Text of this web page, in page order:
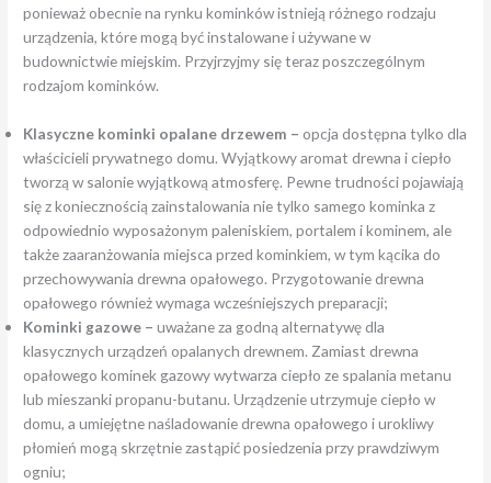
ponieważ obecnie na rynku kominków istnieją różnego rodzaju
urządzenia, które mogą być instalowane i używane w
budownictwie miejskim. Przyjrzyjmy się teraz poszczególnym
rodzajom kominków.
Klasyczne kominki opalane drzewem – opcja dostępna tylko dla
właścicieli prywatnego domu. Wyjątkowy aromat drewna i ciepło
tworzą w salonie wyjątkową atmosferę. Pewne trudności pojawiają
się z koniecznością zainstalowania nie tylko samego kominka z
odpowiednio wyposażonym paleniskiem, portalem i kominem, ale
także zaaranżowania miejsca przed kominkiem, w tym kącika do
przechowywania drewna opałowego. Przygotowanie drewna
opałowego również wymaga wcześniejszych preparacji;
Kominki gazowe – uważane za godną alternatywę dla
klasycznych urządzeń opalanych drewnem. Zamiast drewna
opałowego kominek gazowy wytwarza ciepło ze spalania metanu
lub mieszanki propanu-butanu. Urządzenie utrzymuje ciepło w
domu, a umiejętne naśladowanie drewna opałowego i urokliwy
płomień mogą skrzętnie zastąpić posiedzenia przy prawdziwym
ogniu;